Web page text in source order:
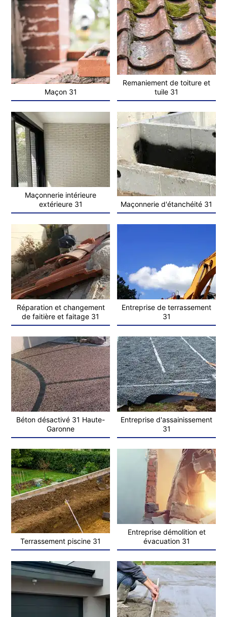
Maçon 31
Remaniement de toiture et
tuile 31
Maçonnerie intérieure
extérieure 31
Maçonnerie d'étanchéité 31
Réparation et changement
de faitière et faitage 31
Entreprise de terrassement
31
Béton désactivé 31 Haute-
Garonne
Entreprise d'assainissement
31
Terrassement piscine 31
Entreprise démolition et
évacuation 31